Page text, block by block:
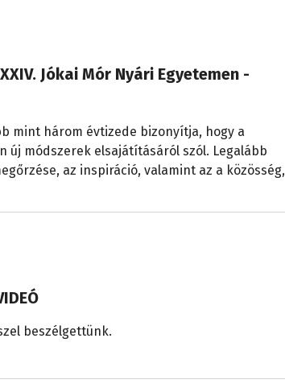
Jókai Mór Nyári Egyetemen -
mint három évtizede bizonyítja, hogy a
új módszerek elsajátításáról szól. Legalább
az inspiráció, valamint az a közösség,
beszélgettünk.